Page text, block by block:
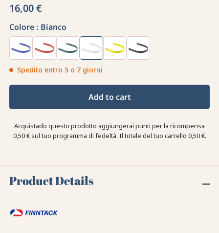
16,00 €
Colore : Bianco
Spedito entro 5 o 7 giorni
Add to cart
Acquistado questo prodotto aggiungerai punti per la ricompensa
0,50 €sul tuo programma di fedeltà. Il totale del tuo carrello 0,50 €.
Product Details